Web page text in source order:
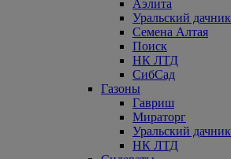
Аэлита
Уральский дачник
Семена Алтая
Поиск
НК ЛТД
СибСад
Газоны
Гавриш
Мираторг
Уральский дачник
НК ЛТД